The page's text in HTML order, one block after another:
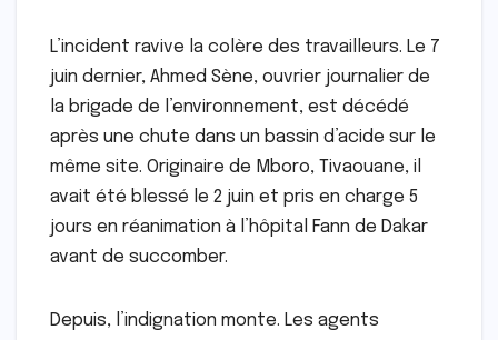
L’incident ravive la colère des travailleurs. Le 7
juin dernier, Ahmed Sène, ouvrier journalier de
la brigade de l’environnement, est décédé
après une chute dans un bassin d’acide sur le
même site. Originaire de Mboro, Tivaouane, il
avait été blessé le 2 juin et pris en charge 5
jours en réanimation à l’hôpital Fann de Dakar
avant de succomber.
Depuis, l’indignation monte. Les agents